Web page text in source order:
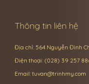
Thông tin liên hệ
Địa chỉ: 564 Nguyễn Đình
Điện thoại: (028) 39 257
Email: tuvan@trinhmy.com